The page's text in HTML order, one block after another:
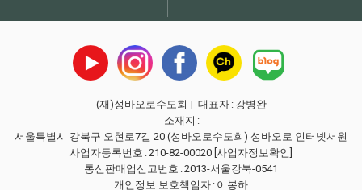
(재)성바오로수도회 | 대표자 : 강병완
소재지 :
서울특별시 강북구 오현로7길 20 (성바오로수도회) 성바오로 인터넷서원
사업자등록번호 :210-82-00020 [사업자정보확인]
통신판매업신고번호 :2013-서울강북-0541
개인정보 보호책임자 : 이봉하